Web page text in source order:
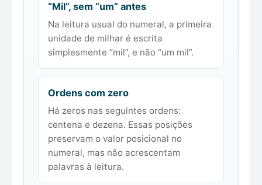
“Mil”, sem “um” antes
Na leitura usual do numeral, a primeira
unidade de milhar é escrita
simplesmente “mil”, e não “um mil”.
Ordens com zero
Há zeros nas seguintes ordens:
centena e dezena. Essas posições
preservam o valor posicional no
numeral, mas não acrescentam
palavras à leitura.